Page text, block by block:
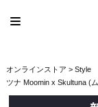
オンラインストア > Style
ツナ Moomin x Skultuna (